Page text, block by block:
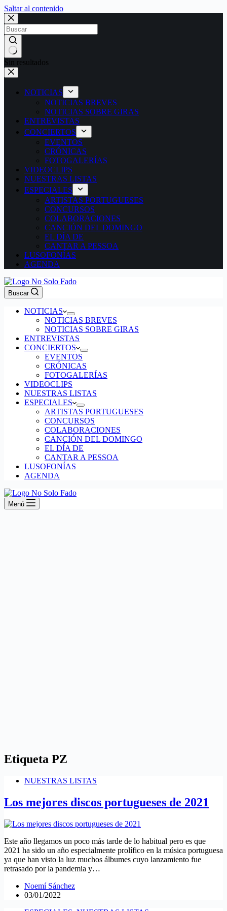
Saltar al contenido
Sin resultados
NOTICIAS
NOTICIAS BREVES
NOTICIAS SOBRE GIRAS
ENTREVISTAS
CONCIERTOS
EVENTOS
CRÓNICAS
FOTOGALERÍAS
VIDEOCLIPS
NUESTRAS LISTAS
ESPECIALES
ARTISTAS PORTUGUESES
CONCURSOS
COLABORACIONES
CANCIÓN DEL DOMINGO
EL DÍA DE
CANTAR A PESSOA
LUSOFONÍAS
AGENDA
Buscar
NOTICIAS
NOTICIAS BREVES
NOTICIAS SOBRE GIRAS
ENTREVISTAS
CONCIERTOS
EVENTOS
CRÓNICAS
FOTOGALERÍAS
VIDEOCLIPS
NUESTRAS LISTAS
ESPECIALES
ARTISTAS PORTUGUESES
CONCURSOS
COLABORACIONES
CANCIÓN DEL DOMINGO
EL DÍA DE
CANTAR A PESSOA
LUSOFONÍAS
AGENDA
Menú
Etiqueta PZ
NUESTRAS LISTAS
Los mejores discos portugueses de 2021
Este año llegamos un poco más tarde de lo habitual pero es que
2021 ha sido un año especialmente prolífico en la música portuguesa
ya que han visto la luz muchos álbumes cuyo lanzamiento fue
retrasado por la pandemia y…
Noemí Sánchez
03/01/2022